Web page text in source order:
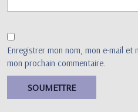
Enregistrer mon nom, mon e-mail et
mon prochain commentaire.